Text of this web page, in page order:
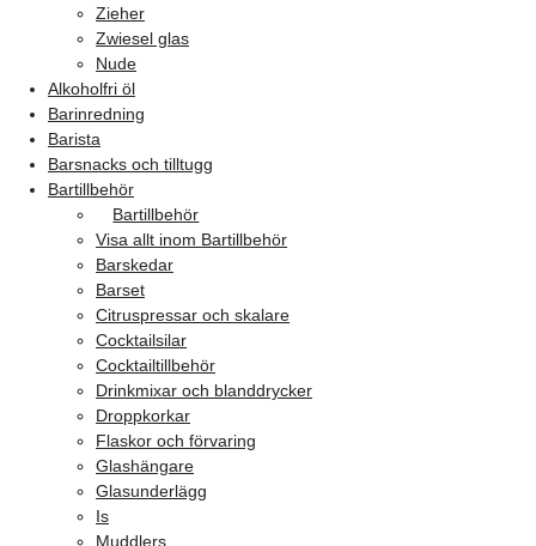
Zieher
Zwiesel glas
Nude
Alkoholfri öl
Barinredning
Barista
Barsnacks och tilltugg
Bartillbehör
Bartillbehör
Visa allt inom Bartillbehör
Barskedar
Barset
Citruspressar och skalare
Cocktailsilar
Cocktailtillbehör
Drinkmixar och blanddrycker
Droppkorkar
Flaskor och förvaring
Glashängare
Glasunderlägg
Is
Muddlers